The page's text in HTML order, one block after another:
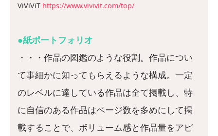
ViViViT https://www.vivivit.com/top/
●紙ポートフォリオ
・・・作品の図鑑のような役割。作品につい
て事細かに知ってもらえるような構成。一定
のレベルに達している作品は全て掲載し、特
に自信のある作品はページ数を多めにして掲
載することで、ボリューム感と作品量をアピ